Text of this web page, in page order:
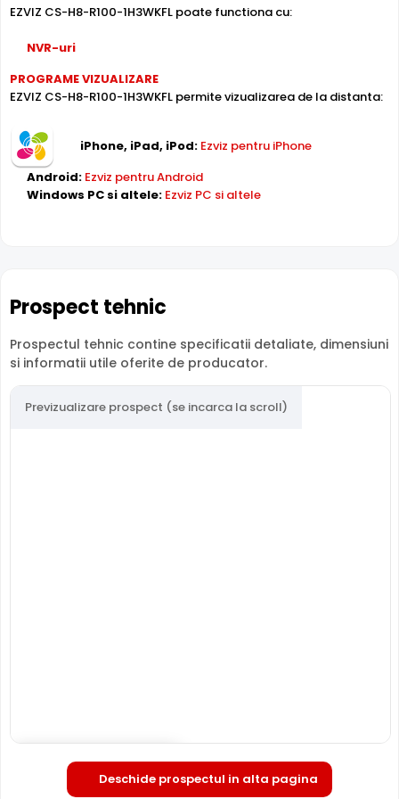
Poate oferi imagini pe timpul noptii sau in conditii de
iluminare scazuta, de la o distanta de pana la 30 metri,
infrarosu cu LED-uri IR.
ofera un unghi fix de vizualizare, ce nu poate fi reglat in
momentul instalarii acesteia, fiind pretabila in
supravegherea generala a zonelor. Distanta focala este
de 4.0 mm, oferind un unghi orizontal de 89.0°.
MICROFON INCLUS
EZVIZ CS-H8-R100-1H3WKFL poate functiona cu:
NVR-uri
PROGRAME VIZUALIZARE
EZVIZ CS-H8-R100-1H3WKFL permite vizualizarea de la distanta:
iPhone, iPad, iPod: Ezviz pentru iPhone
Android: Ezviz pentru Android
Windows PC si altele: Ezviz PC si altele
Prospect tehnic
Prospectul tehnic contine specificatii detaliate, dimensiuni
si informatii utile oferite de producator.
Previzualizare prospect (se incarca la scroll)
Deschide prospectul in alta pagina